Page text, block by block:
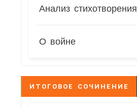
Анализ стихотворения
О войне
ИТОГОВОЕ СОЧИНЕНИЕ